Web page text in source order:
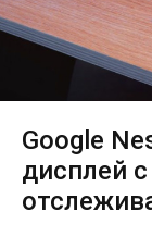
Google
дисплей